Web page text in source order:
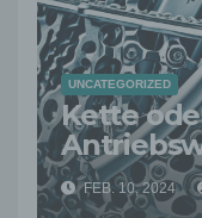
UNCATEGORIZED
Kette
FEB. 10, 2024